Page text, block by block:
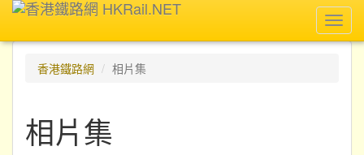
香港鐵路網
相片集
相片集